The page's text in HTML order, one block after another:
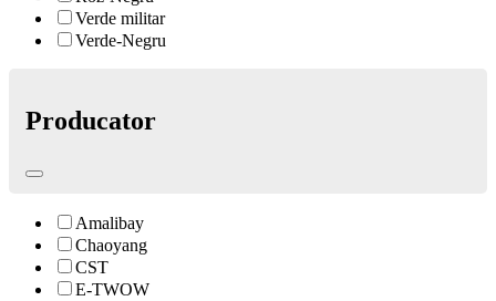
Verde militar
Verde-Negru
Producator
Amalibay
Chaoyang
CST
E-TWOW